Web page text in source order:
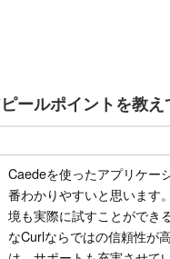
ールポイントを教
Caedeを使ったアプリケー
番わかりやすいと思います
境も実際に試すことができ
なCurlならではの信頼性が